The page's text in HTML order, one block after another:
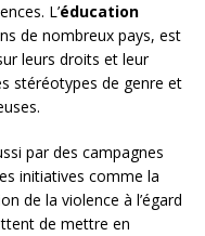
L’éducation
de nombreux pays, est
leurs droits et leur
stéréotypes de genre et
par des campagnes
initiatives comme la
de la violence à l’égard
de mettre en